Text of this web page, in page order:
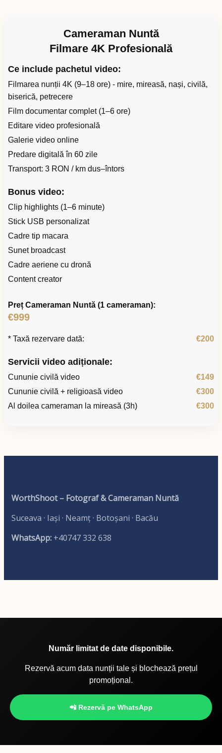
Cameraman Nuntă
Filmare 4K Profesională
Ce include pachetul video:
Filmarea nunții 4K (9–18 ore) - mire, mireasă, nași, civilă,
biserică, petrecere
Film documentar complet (1–6 ore)
Editare video profesională
Galerie video online
Predare digitală în 60 zile
Transport: 3 RON / km dus–întors
Bonus video:
Clip highlights (1–6 minute)
Stick USB personalizat
Cadre tip macara
Sunet broadcast
Cadre aeriene cu dronă
Content creator
Preț Cameraman Nuntă (1 cameraman):
€999
* Taxă rezervare dată: €200
Servicii video adiționale:
Cununie civilă video
€149
Cununie civilă + religioasă video
€300
Al doilea cameraman la mireasă (3h)
€300
WorthShoot – Fotograf & Cameraman Nuntă
Suceava · Iași · Neamț · Botoșani · Bacău
WhatsApp: +40747 332 638
Număr limitat de date disponibile.
Rezervă acum data nunții tale și blochează prețul
promoțional.
📲 Rezervă pe WhatsApp